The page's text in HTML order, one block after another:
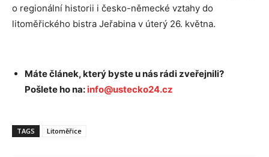
o regionální historii i česko-německé vztahy do
litoměřického bistra Jeřabina v úterý 26. května.
Máte článek, který byste u nás rádi zveřejnili?
Pošlete ho na: info@ustecko24.cz
TAGS Litoměřice